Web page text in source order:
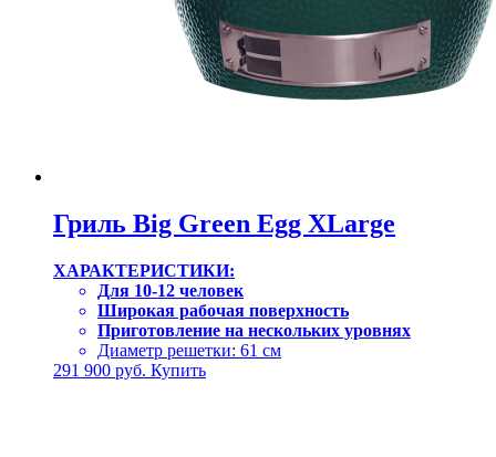
Гриль Big Green Egg XLarge
ХАРАКТЕРИСТИКИ:
Для 10-12 человек
Широкая рабочая поверхность
Приготовление на нескольких уровнях
Диаметр решетки: 61 см
291 900 руб. Купить